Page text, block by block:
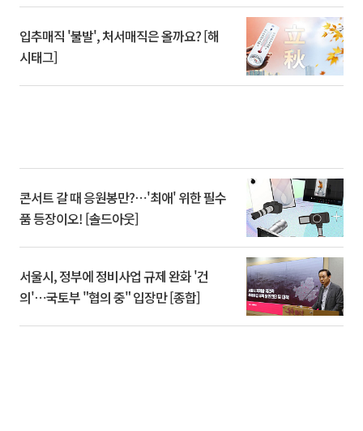
입추매직 '불발', 처서매직은 올까요? [해
시태그]
콘서트 갈 때 응원봉만?⋯'최애' 위한 필수
품 등장이오! [솔드아웃]
서울시, 정부에 정비사업 규제 완화 '건
의'⋯국토부 "협의 중" 입장만 [종합]